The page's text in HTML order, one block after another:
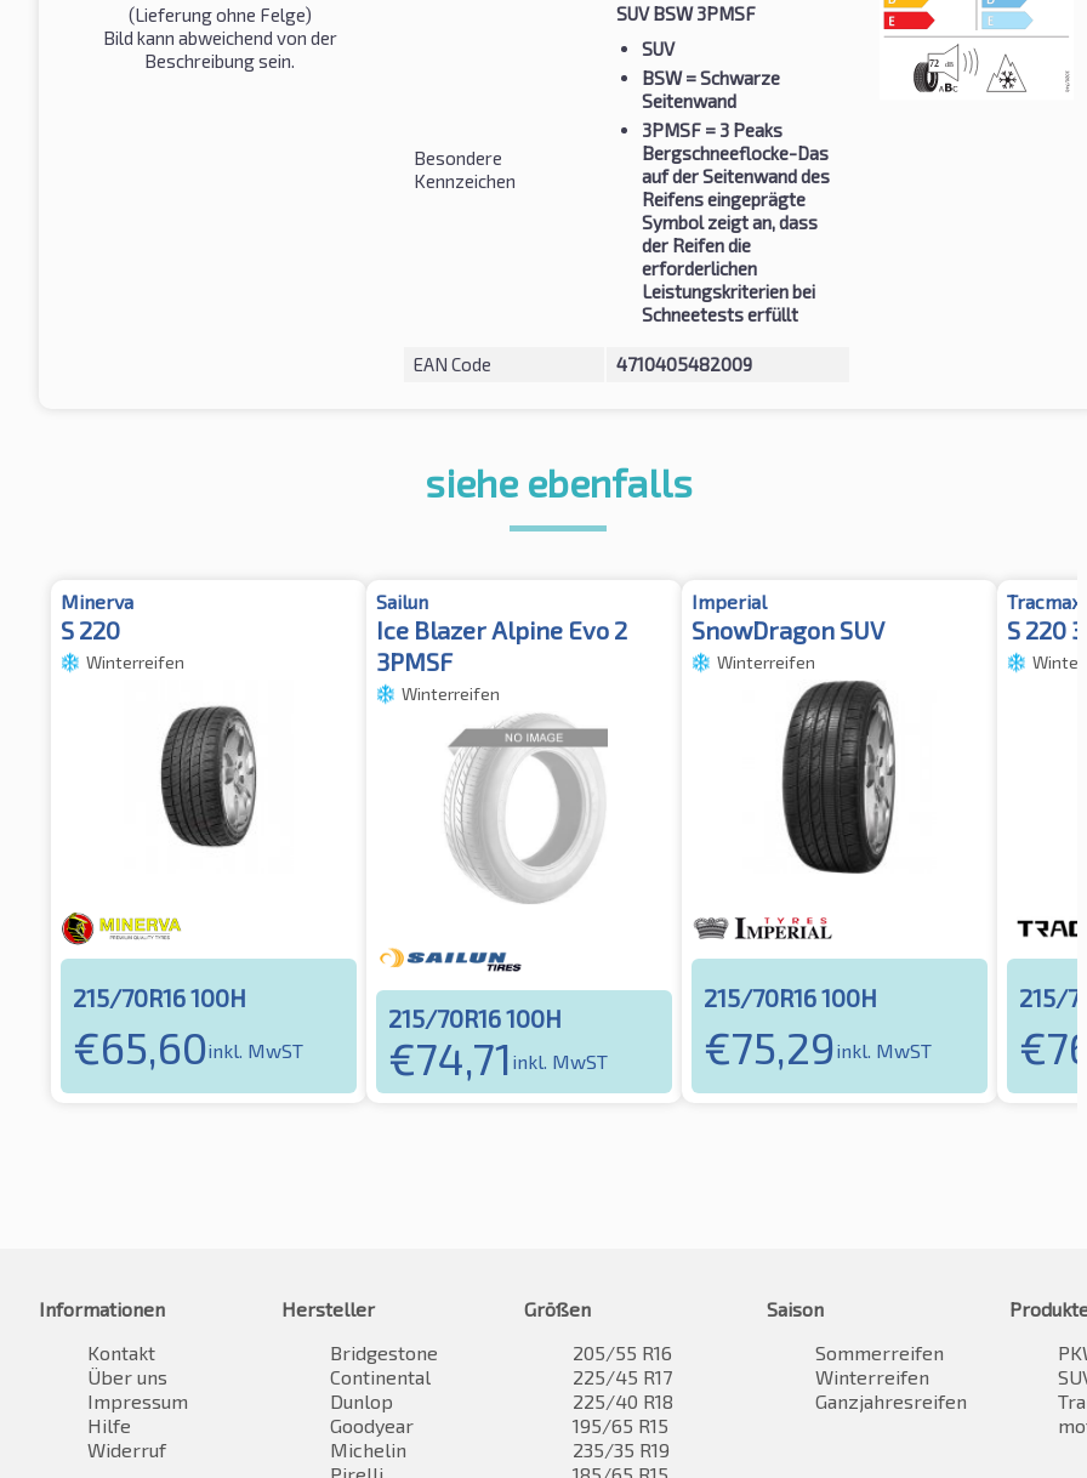
(Lieferung ohne Felge)
Bild kann abweichend von der
Beschreibung sein.
Besondere
Kennzeichen
SUV BSW 3PMSF
SUV
BSW= Schwarze
Seitenwand
3PMSF= 3 Peaks
Bergschneeflocke-Das
auf der Seitenwand des
Reifens eingeprägte
Symbol zeigt an, dass
der Reifen die
erforderlichen
Leistungskriterien bei
Schneetests erfüllt
EAN Code 4710405482009
siehe ebenfalls
Minerva
S 220
Winterreifen
215/70R16 100H
€65,60inkl. MwST
Sailun
Ice Blazer Alpine Evo 2
3PMSF
Winterreifen
215/70R16 100H
€74,71 inkl. MwST
Imperial
SnowDragon SUV
Winterreifen
215/70R16 100H
€75,29inkl. MwST
Tracmax
S 220
215/
€
Informationen
Kontakt
Über uns
Impressum
Hilfe
Widerruf
Hersteller
Bridgestone
Continental
Dunlop
Goodyear
Michelin
Größen
205/55 R16
225/45 R17
225/40 R18
195/65 R15
235/35 R19
Saison
Sommerreifen
Winterreifen
Ganzjahresreifen